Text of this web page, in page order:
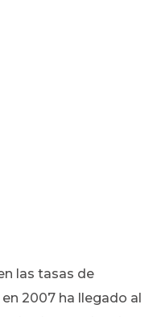
las tasas de
2007 ha llegado al